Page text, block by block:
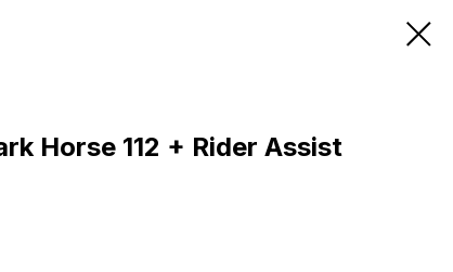
Horse 112 + Rider Assist